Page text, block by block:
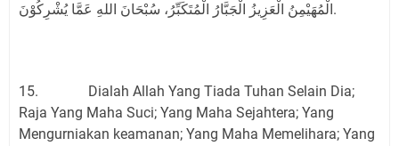
الْمُهَيْمِنُ الْعَزِيزُ الْجَبَّارُ الْمُتَكَبِّرُ، سُبْحَانَ اللهِ عَمَّا يُشْرِكُوْنَ.
15. Dialah Allah Yang Tiada Tuhan Selain Dia;
Raja Yang Maha Suci; Yang Maha Sejahtera; Yang
Mengurniakan keamanan; Yang Maha Memelihara; Yang